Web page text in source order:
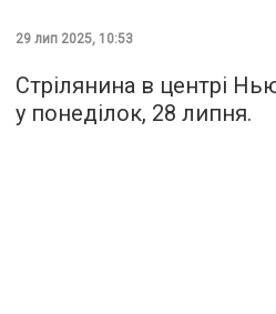
29 лип 2025, 10:53
Стрілянина в центрі
у понеділок, 28 липня.